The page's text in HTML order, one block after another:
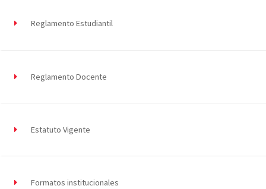
Reglamento Estudiantil
Reglamento Docente
Estatuto Vigente
Formatos institucionales